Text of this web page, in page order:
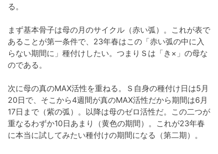
る。
まず基本骨子は母の月のサイクル（赤い弧）。これが表で
あることが第一条件で、23年春はこの「赤い弧の中に入
らない期間に」種付けしたい。つまりＳは「き×」の母な
のである。
次に母の真のMAX活性を重ねる。Ｓ自身の種付け日は5月
20日で、そこから4週間が真のMAX活性だから期間は6月
17日まで（紫の弧）。以降は母のゼロ活性だ。この二つが
重なるわずか10日あまり（黄色の期間）。これが23年春
に本当に試してみたい種付けの期間になる（第二期）。